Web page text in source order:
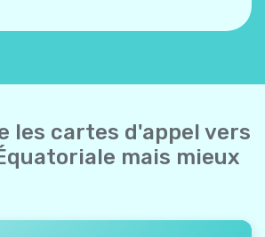
les cartes d'appel vers
mais mieux